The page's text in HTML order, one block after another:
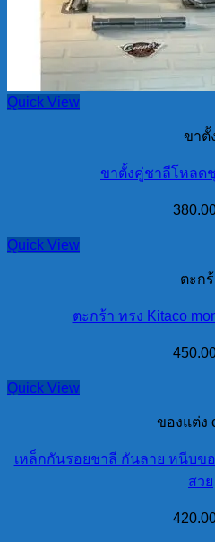
Quick View
ขาตั้
ขาตั้งคู่ชาลีโหลด
Quick View
ตะก
ตะกร้า ทรง Kitaco
Quick View
ของแต่ง
เหล็กกันรอยชาลี กันลาย หนีบข
สวย